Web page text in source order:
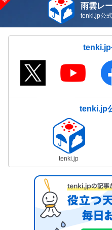
雨雲レ
tenki.jp公
tenki.jp
tenki.jp
tenki.jp